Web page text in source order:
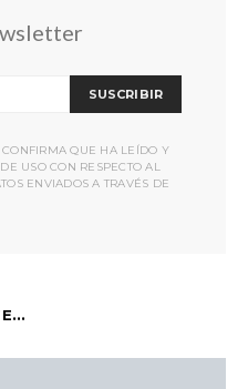
SUSCRIBIR
QUE HA LEÍDO Y
USO CON RESPECTO AL
ENVIADOS A TRAVÉS DE